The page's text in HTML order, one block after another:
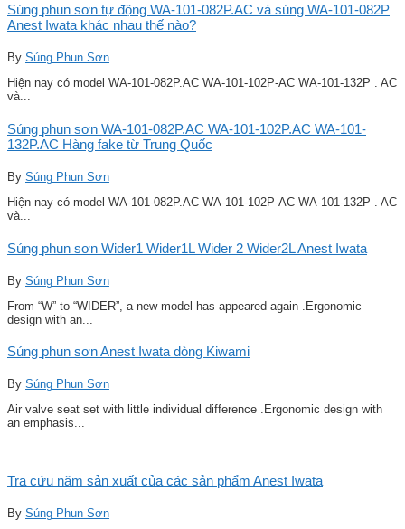
Súng phun sơn tự động WA-101-082P.AC và súng WA-101-082P
Anest Iwata khác nhau thế nào?
By Súng Phun Sơn
Hiện nay có model WA-101-082P.AC WA-101-102P-AC WA-101-132P . AC
và...
Súng phun sơn WA-101-082P.AC WA-101-102P.AC WA-101-
132P.AC Hàng fake từ Trung Quốc
By Súng Phun Sơn
Hiện nay có model WA-101-082P.AC WA-101-102P-AC WA-101-132P . AC
và...
Súng phun sơn Wider1 Wider1L Wider 2 Wider2L Anest Iwata
By Súng Phun Sơn
From “W” to “WIDER”, a new model has appeared again .Ergonomic
design with an...
Súng phun sơn Anest Iwata dòng Kiwami
By Súng Phun Sơn
Air valve seat set with little individual difference .Ergonomic design with
an emphasis...
Tra cứu năm sản xuất của các sản phẩm Anest Iwata
By Súng Phun Sơn